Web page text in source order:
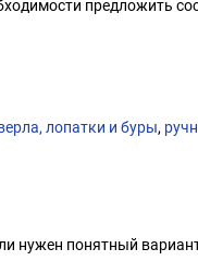
предложить
лопатки и буры,
нужен понятный